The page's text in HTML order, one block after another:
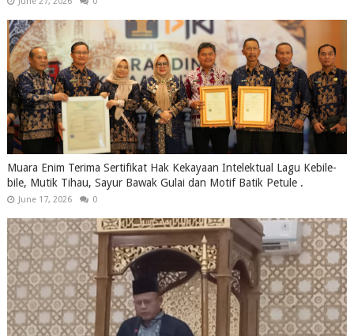
Muara Enim Terima Sertifikat Hak Kekayaan Intelektual Lagu Kebile-
bile, Mutik Tihau, Sayur Bawak Gulai dan Motif Batik Petule .
June 17, 2026 0